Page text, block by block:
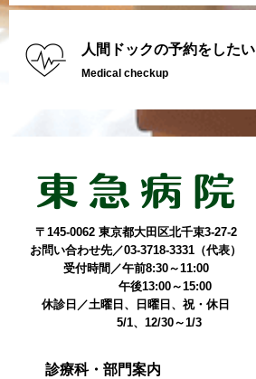
人間ドックの予約をしたい
Medical checkup
〒145-0062 東京都大田区北千束3-27-2
お問い合わせ先／03-3718-3331（代表）
受付時間／午前8:30～11:00
午後13:00～15:00
休診日／土曜日、日曜日、祝・休日
5/1、12/30～1/3
診療科・部門案内